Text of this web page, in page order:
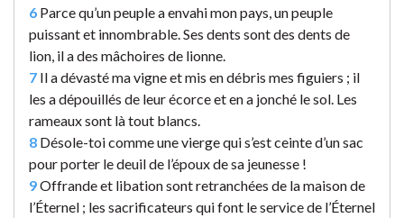
6 Parce qu’un peuple a envahi mon pays, un peuple
puissant et innombrable. Ses dents sont des dents de
lion, il a des mâchoires de lionne.
7 Il a dévasté ma vigne et mis en débris mes figuiers ; il
les a dépouillés de leur écorce et en a jonché le sol. Les
rameaux sont là tout blancs.
8 Désole-toi comme une vierge qui s’est ceinte d’un sac
pour porter le deuil de l’époux de sa jeunesse !
9Offrande et libation sont retranchées de la maison de
l’Éternel ; les sacrificateurs qui font le service de l’Éternel